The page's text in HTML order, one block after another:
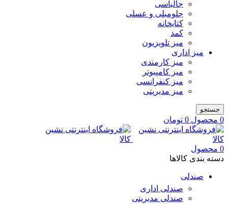
جالباسی
جلومبلی و عسلی
کتابخانه
کمد
میز تلویزیون
میز اداری
میز کارمندی
میز کامپیوتر
میز کنفرانسی
میز مدیریتی
جستجو
0 محصول 0 تومان
0 محصول
دسته بندی کالاها
صندلی
صندلی اداری
صندلی مدیریتی